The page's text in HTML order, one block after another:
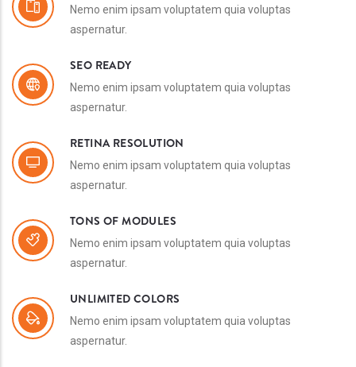
Nemo enim ipsam voluptatem quia voluptas
aspernatur.
SEO READY
Nemo enim ipsam voluptatem quia voluptas
aspernatur.
RETINA RESOLUTION
Nemo enim ipsam voluptatem quia voluptas
aspernatur.
TONS OF MODULES
Nemo enim ipsam voluptatem quia voluptas
aspernatur.
UNLIMITED COLORS
Nemo enim ipsam voluptatem quia voluptas
aspernatur.